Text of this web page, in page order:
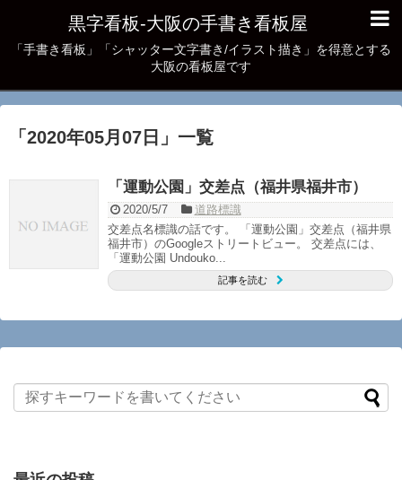
黒字看板‐大阪の手書き看板屋
「手書き看板」「シャッター文字書き/イラスト描き」を得意とする
大阪の看板屋です
「 2020年05月07日 」 一覧
「運動公園」交差点（福井県福井市）
2020/5/7
道路標識
交差点名標識の話です。 「運動公園」交差点（福井県
福井市）のGoogleストリートビュー。 交差点には、
「運動公園 Undouko...
記事を読む